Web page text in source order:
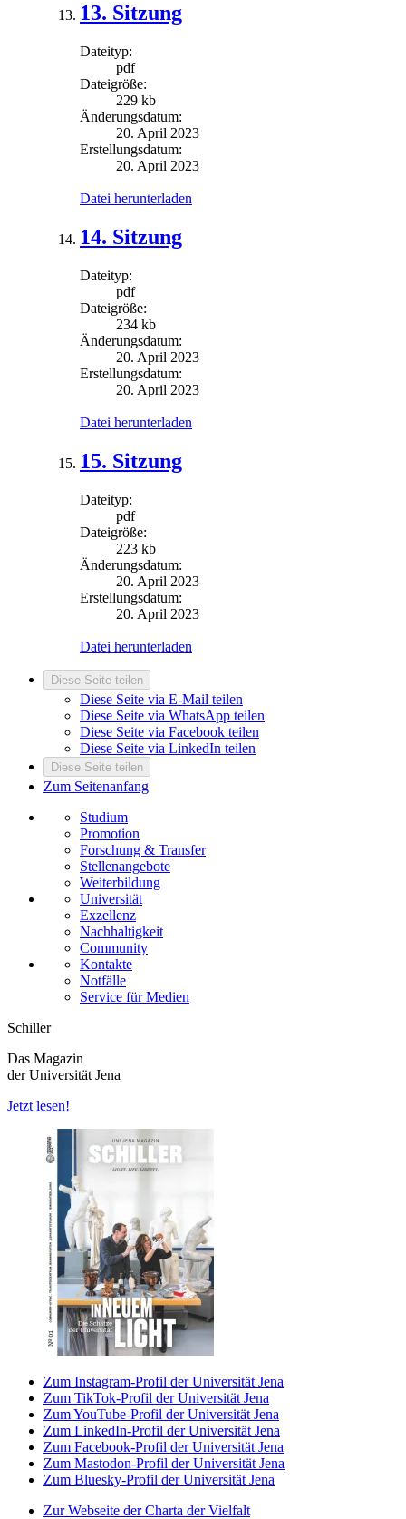
13. Sitzung
Dateityp:
pdf
Dateigröße:
229 kb
Änderungsdatum:
20. April 2023
Erstellungsdatum:
20. April 2023
Datei herunterladen
14. Sitzung
Dateityp:
pdf
Dateigröße:
234 kb
Änderungsdatum:
20. April 2023
Erstellungsdatum:
20. April 2023
Datei herunterladen
15. Sitzung
Dateityp:
pdf
Dateigröße:
223 kb
Änderungsdatum:
20. April 2023
Erstellungsdatum:
20. April 2023
Datei herunterladen
Diese Seite teilen
Diese Seite via E-Mail teilen
Diese Seite via WhatsApp teilen
Diese Seite via Facebook teilen
Diese Seite via LinkedIn teilen
Diese Seite teilen
Zum Seitenanfang
Studium
Promotion
Forschung & Transfer
Stellenangebote
Weiterbildung
Universität
Exzellenz
Nachhaltigkeit
Community
Kontakte
Notfälle
Service für Medien
Schiller
Das Magazin
der Universität Jena
Jetzt lesen!
Zum Instagram-Profil der Universität Jena
Zum TikTok-Profil der Universität Jena
Zum YouTube-Profil der Universität Jena
Zum LinkedIn-Profil der Universität Jena
Zum Facebook-Profil der Universität Jena
Zum Mastodon-Profil der Universität Jena
Zum Bluesky-Profil der Universität Jena
Zur Webseite der Charta der Vielfalt